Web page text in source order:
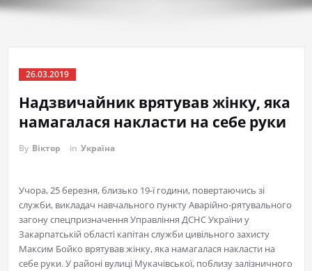
26.03.2019
Надзвичайник врятував жінку, яка
намагалася накласти на себе руки
By Віктор in Україна
Учора, 25 березня, близько 19-ї години, повертаючись зі
служби, викладач навчального пункту Аварійно-рятувального
загону спецпризначення Управління ДСНС України у
Закарпатській області капітан служби цивільного захисту
Максим Бойко врятував жінку, яка намагалася накласти на
себе руки. У районі вулиці Мукачівської, поблизу залізничного